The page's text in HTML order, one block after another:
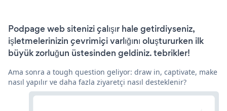
Podpage web sitenizi çalışır hale getirdiyseniz,
işletmelerinizin çevrimiçi varlığını oluştururken ilk
büyük zorluğun üstesinden geldiniz. tebrikler!
Ama sonra a tough question geliyor: draw in, captivate, make
nasıl yapılır ve daha fazla ziyaretçi nasıl desteklenir?